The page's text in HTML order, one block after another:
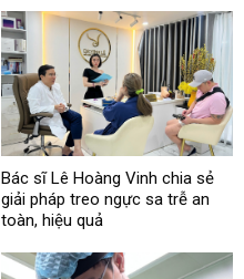
Bác sĩ Lê Hoàng Vinh chia sẻ
giải pháp treo ngực sa trễ an
toàn, hiệu quả